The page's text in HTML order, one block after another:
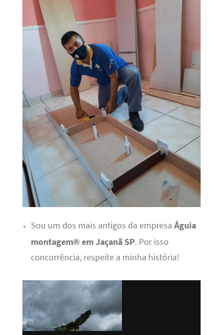
Sou um dos mais antigos da empresa Águia
montagem® em Jaçanã SP. Por isso
concorrência, respeite a minha história!